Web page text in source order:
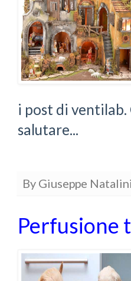
i post di ventilab.
salutare...
By Giuseppe Natalini
Perfusione